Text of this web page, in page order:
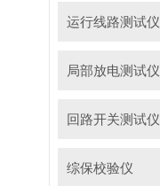
运行线路测试仪
局部放电测试仪
回路开关测试仪
综保校验仪